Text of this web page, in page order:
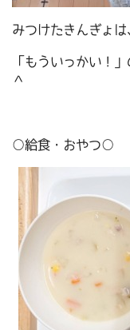
みつけたきんぎょ
「もういっかい！
＾
○給食・おやつ○